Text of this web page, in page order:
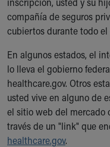
compañía de seguros
cubiertos durante todo el
En algunos estados, el
lo lleva el gobierno
healthcare.gov. Otros
usted vive en alguno de
el sitio web del mercado
través de un "link" que
healthcare.gov.